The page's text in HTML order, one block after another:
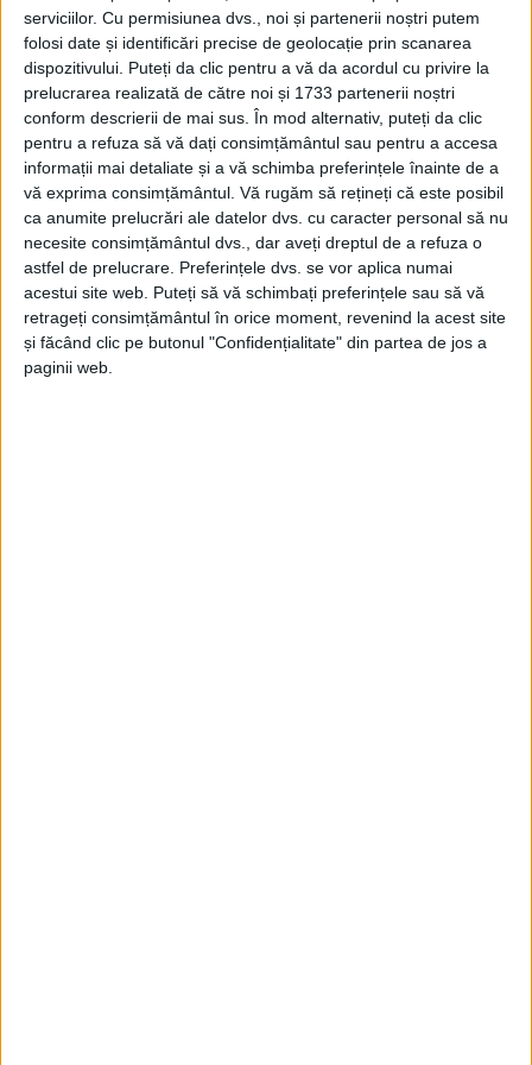
serviciilor. Cu permisiunea dvs., noi și partenerii noștri putem
folosi date și identificări precise de geolocație prin scanarea
dispozitivului. Puteți da clic pentru a vă da acordul cu privire la
prelucrarea realizată de către noi și 1733 partenerii noștri
conform descrierii de mai sus. În mod alternativ, puteți da clic
pentru a refuza să vă dați consimțământul sau pentru a accesa
informații mai detaliate și a vă schimba preferințele înainte de a
vă exprima consimțământul. Vă rugăm să rețineți că este posibil
ca anumite prelucrări ale datelor dvs. cu caracter personal să nu
necesite consimțământul dvs., dar aveți dreptul de a refuza o
astfel de prelucrare. Preferințele dvs. se vor aplica numai
acestui site web. Puteți să vă schimbați preferințele sau să vă
retrageți consimțământul în orice moment, revenind la acest site
și făcând clic pe butonul "Confidențialitate" din partea de jos a
paginii web.
să debuteze la 15 septembrie, așa cum se întîmpla în
mod tradițional. Însă, Lucian Dimitriu a adăugat:
„Asta nu înseamnă că anul acesta, fiind unul mai
deosebit, din pricina pandemiei, școala nu ar putea
începe la 1 septembrie, pentru a se recupera din
materia pierdută. Să dea Dumnezeu să fie un mers
rău al pandemiei și să înceapă școala la 1 septembrie
în condiții normale, face to face. Un an nu vom muri
dacă începem școala la 1 septembrie”.
Tags: 15 septembrie inspector școlar Lucian Dimitriu
Suceava